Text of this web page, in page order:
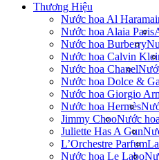
Thương Hiệu
Nước hoa Al
Nước hoa Alaia Paris
Nước hoa Burberry
Nước hoa Calvin
Nước hoa Chanel
Nước hoa Dolce &
Nước hoa Giorgio
Nước hoa Hermès
Jimmy ChooNước
Juliette Has A Gun
L’Orchestre Parfum
Nước hoa Le Labo